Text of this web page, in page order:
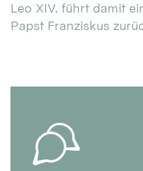
Leo XIV. führt damit
Papst Franziskus